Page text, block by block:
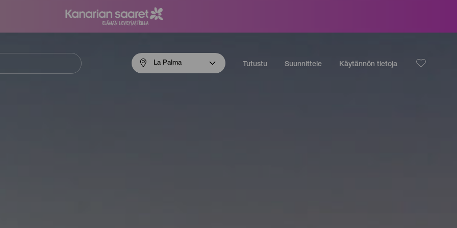
La Palma Tutustu Suunnittele Käytännön tietoja